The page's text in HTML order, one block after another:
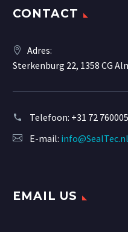
CONTACT
Adres:
Sterkenburg 22, 1358 CG
Telefoon: +31 72
E-mail: info@SealTec.nl
EMAIL US